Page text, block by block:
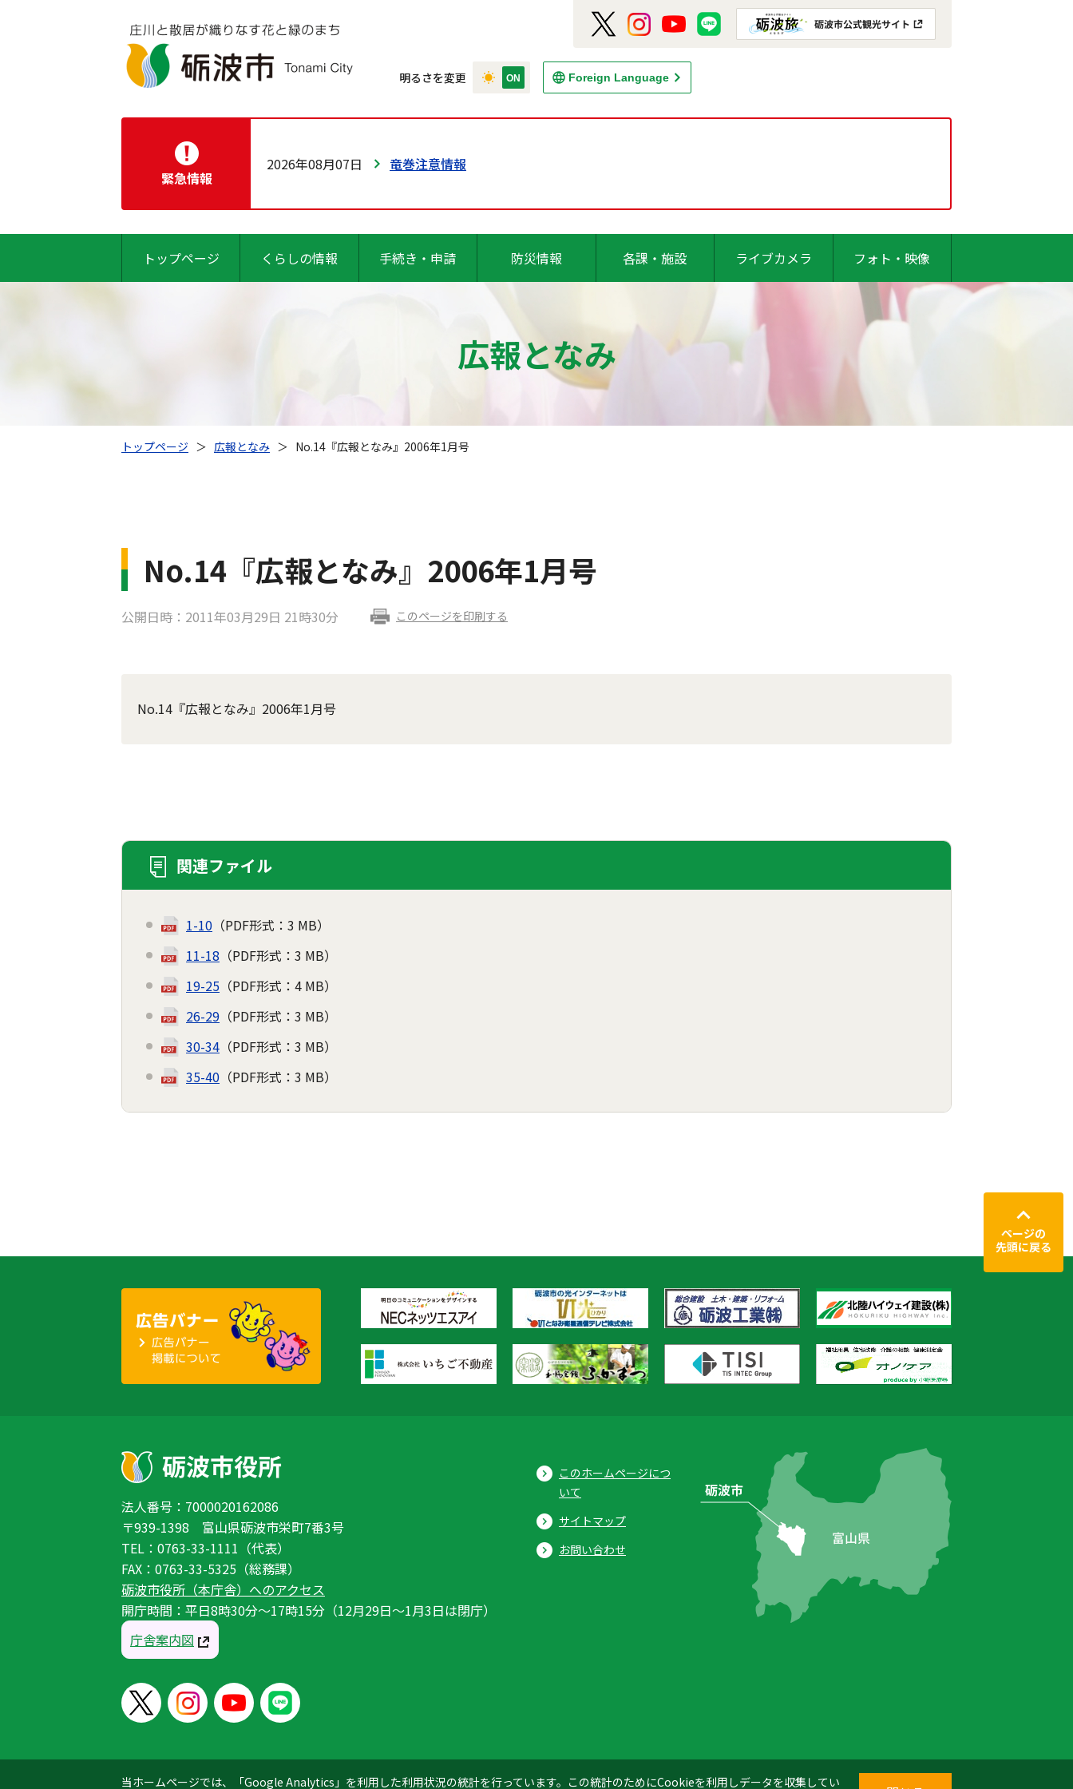
明るさを変更 Foreign Language
緊急情報
2026年08月07日 竜巻注意情報
トップページ くらしの情報 手続き・申請 防災情報 各課・施設 ライブカメラ フォト・映像
広報となみ
トップページ ＞ 広報となみ ＞ No.14『広報となみ』2006年1月号
No.14『広報となみ』2006年1月号
公開日時：2011年03月29日 21時30分 このページを印刷する
No.14『広報となみ』2006年1月号
関連ファイル
1-10 （PDF形式：3 MB）
11-18 （PDF形式：3 MB）
19-25 （PDF形式：4 MB）
26-29 （PDF形式：3 MB）
30-34 （PDF形式：3 MB）
35-40 （PDF形式：3 MB）
当ホームページでは、「Google Analytics」を利用した利用状況の統計を行っています。この統計のためにCookieを利用しデータを収集してい
ページの
先頭に戻る
法人番号：7000020162086
〒939-1398 富山県砺波市栄町7番3号
TEL：0763-33-1111（代表）
FAX：0763-33-5325（総務課）
砺波市役所（本庁舎）へのアクセス
開庁時間：平日8時30分〜17時15分（12月29日〜1月3日は閉庁）
庁舎案内図
このホームページにつ
いて
サイトマップ
お問い合わせ